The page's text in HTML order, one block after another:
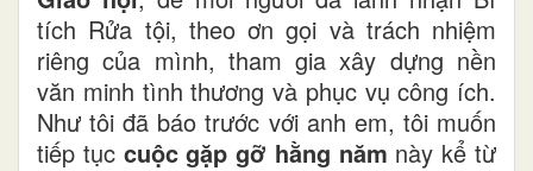
tích Rửa tội, theo ơn gọi và trách nhiệm
riêng của mình, tham gia xây dựng nền
văn minh tình thương và phục vụ công ích.
Như tôi đã báo trước với anh em, tôi muốn
tiếp tục cuộc gặp gỡ hằng năm này kể từ